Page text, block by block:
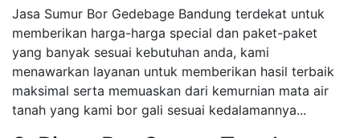
Jasa Sumur Bor Gedebage Bandung terdekat untuk
memberikan harga-harga special dan paket-paket
yang banyak sesuai kebutuhan anda, kami
menawarkan layanan untuk memberikan hasil terbaik
maksimal serta memuaskan dari kemurnian mata air
tanah yang kami bor gali sesuai kedalamannya...